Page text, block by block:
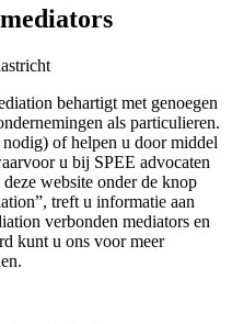
behartigt met genoegen
als particulieren.
of helpen u door middel
u bij SPEE advocaten
website onder de knop
treft u informatie aan
verbonden mediators en
kunt u ons voor meer